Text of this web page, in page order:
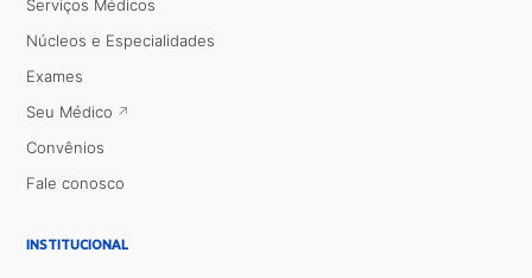
Serviços Médicos
Núcleos e Especialidades
Exames
Seu Médico
Convênios
Fale conosco
INSTITUCIONAL